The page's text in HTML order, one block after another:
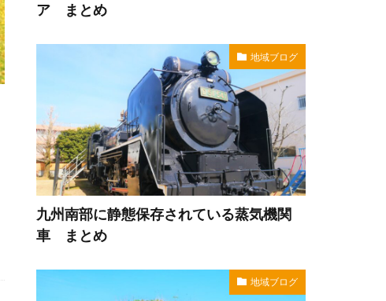
ア まとめ
地域ブログ
九州南部に静態保存されている蒸気機関
車 まとめ
地域ブログ